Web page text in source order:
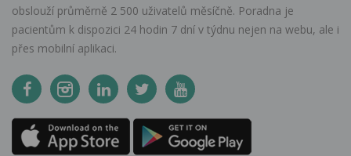
obslouží průměrně 2 500 uživatelů měsíčně. Poradna je
pacientům k dispozici 24 hodin 7 dní v týdnu nejen na webu, ale i
přes mobilní aplikaci.